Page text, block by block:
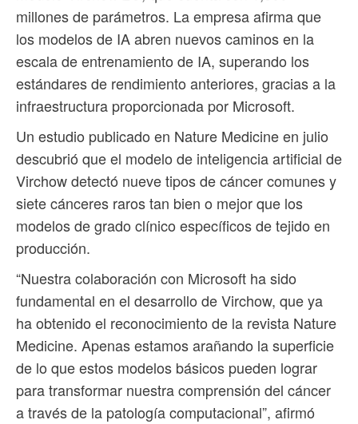
millones de parámetros. La empresa afirma que
los modelos de IA abren nuevos caminos en la
escala de entrenamiento de IA, superando los
estándares de rendimiento anteriores, gracias a la
infraestructura proporcionada por Microsoft.
Un estudio publicado en Nature Medicine en julio
descubrió que el modelo de inteligencia artificial de
Virchow detectó nueve tipos de cáncer comunes y
siete cánceres raros tan bien o mejor que los
modelos de grado clínico específicos de tejido en
producción.
“Nuestra colaboración con Microsoft ha sido
fundamental en el desarrollo de Virchow, que ya
ha obtenido el reconocimiento de la revista Nature
Medicine. Apenas estamos arañando la superficie
de lo que estos modelos básicos pueden lograr
para transformar nuestra comprensión del cáncer
a través de la patología computacional”, afirmó